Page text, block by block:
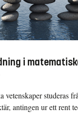
i
vetenskaper studeras
antingen ur ett rent